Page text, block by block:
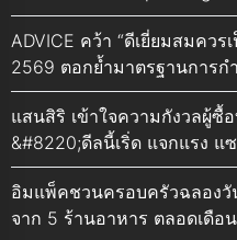
ADVICE คว้า “ดีเยี่ยมสมควร
2569 ตอกย้ำมาตรฐานการ
แสนสิริ เข้าใจความกังวลผู้ซื้
&#8220;ดีลนี้เริ่ด แจกแรง แ
อิมแพ็คชวนครอบครัวฉลอง
จาก 5 ร้านอาหาร ตลอดเดือ